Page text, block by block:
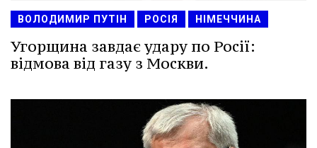
ВОЛОДИМИР ПУТІН РОСІЯ НІМЕЧЧИНА
Угорщина завдає удару по Росії:
відмова від газу з Москви.